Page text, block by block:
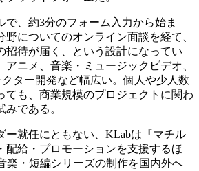
で、約3分のフォーム入力から始ま
野についてのオンライン面談を経て、
招待が届く、という設計になってい
アニメ、音楽・ミュージックビデオ、
ター開発など幅広い。個人や少人数
ても、商業規模のプロジェクトに関わ
である。
ー就任にともない、KLabは『マチル
配給・プロモーションを支援するほ
楽・短編シリーズの制作を国内外へ